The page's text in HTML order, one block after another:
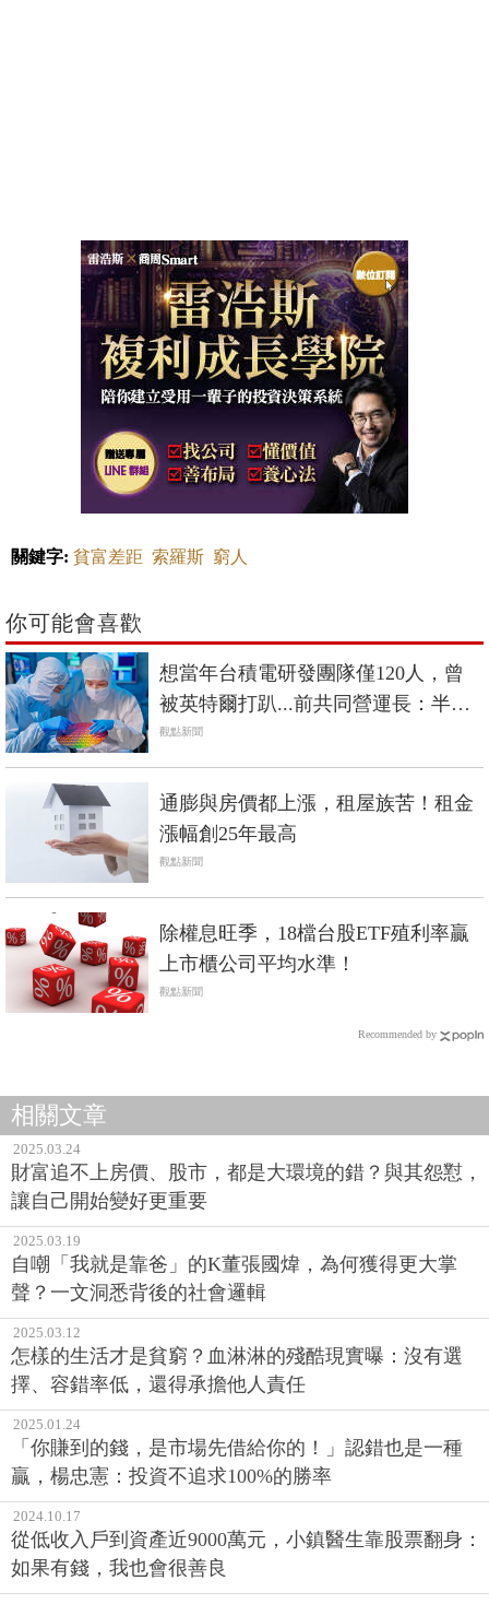
關鍵字: 貧富差距 索羅斯 窮人
你可能會喜歡
想當年台積電研發團隊僅120人，曾
被英特爾打趴...前共同營運長：半夜
一通電話，工程師就會處理
觀點新聞
通膨與房價都上漲，租屋族苦！租金
漲幅創25年最高
觀點新聞
除權息旺季，18檔台股ETF殖利率贏
上市櫃公司平均水準！
觀點新聞
Recommended by
相關文章
2025.03.24
財富追不上房價、股市，都是大環境的錯？與其怨懟，
讓自己開始變好更重要
2025.03.19
自嘲「我就是靠爸」的K董張國煒，為何獲得更大掌
聲？一文洞悉背後的社會邏輯
2025.03.12
怎樣的生活才是貧窮？血淋淋的殘酷現實曝：沒有選
擇、容錯率低，還得承擔他人責任
2025.01.24
「你賺到的錢，是市場先借給你的！」認錯也是一種
贏，楊忠憲：投資不追求100%的勝率
2024.10.17
從低收入戶到資產近9000萬元，小鎮醫生靠股票翻身：
如果有錢，我也會很善良